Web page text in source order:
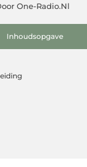
One-Radio.nl
Inhoudsopgave